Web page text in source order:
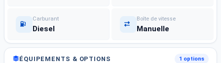
Carburant
Diesel
Boîte de vitesse
Manuelle
ÉQUIPEMENTS & OPTIONS 1 options